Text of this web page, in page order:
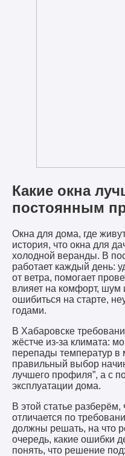
Какие окна
постоянным
Окна для дома, где
история, что окна для
холодной веранды. В
работает каждый день:
от ветра, помогает
влияет на комфорт, шум
ошибиться на старте,
годами.
В Хабаровске
жёстче из-за климата:
перепады температур в
правильный выбор
лучшего профиля”, а с
эксплуатации дома.
В этой статье
отличается по
должны решать, на что
очередь, какие ошибки
понять, что решение